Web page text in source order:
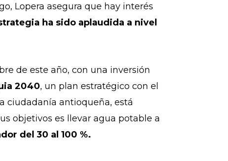
Lopera asegura que hay interés
ha sido aplaudida a nivel
de este año, con una inversión
2040, un plan estratégico con el
ciudadanía antioqueña, está
objetivos es llevar agua potable a
del 30 al 100 %.